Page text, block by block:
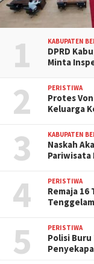
1 KABUPATEN
DPRD
Minta
2 PERISTIWA
Protes
Keluarga
3 KABUPATEN
Naskah
4 PERISTIWA
Remaja 16
5 PERISTIWA
Polisi